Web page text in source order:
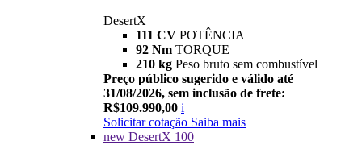
DesertX
111 CV POTÊNCIA
92 Nm TORQUE
210 kg Peso bruto sem combustível
Preço público sugerido e válido até
31/08/2026, sem inclusão de frete:
R$109.990,00 i
Solicitar cotação Saiba mais
new DesertX 100